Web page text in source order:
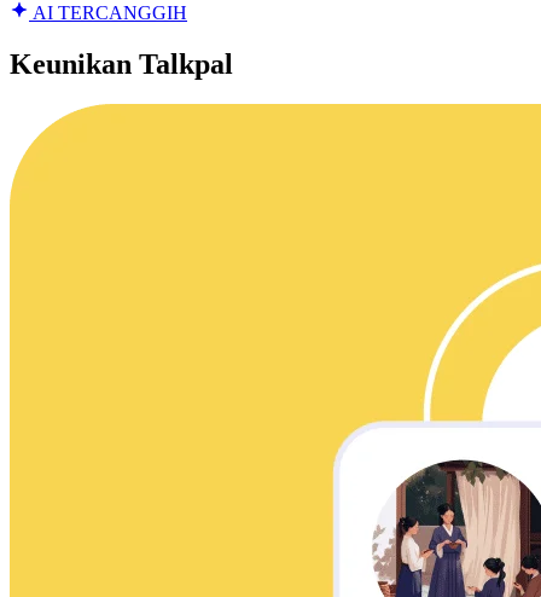
AI TERCANGGIH
Keunikan Talkpal